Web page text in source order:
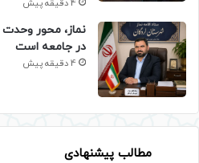
4 دقیقه پیش
نماز، محور
در جامعه است
4 دقیقه پیش
مطالب پیشنهادی